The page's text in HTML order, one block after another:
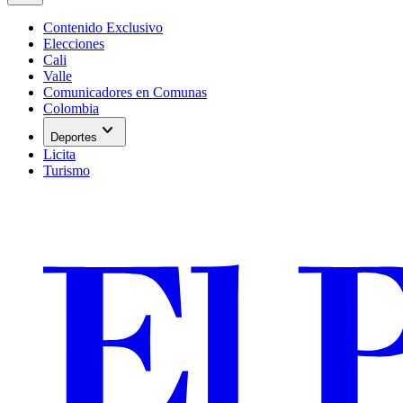
Contenido Exclusivo
Elecciones
Cali
Valle
Comunicadores en Comunas
Colombia
Deportes expand_more
Licita
Turismo